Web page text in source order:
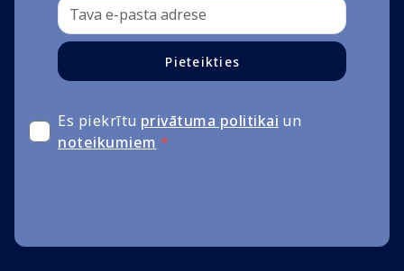
Pieteikties
Es piekrītu privātuma politikai un
noteikumiem *